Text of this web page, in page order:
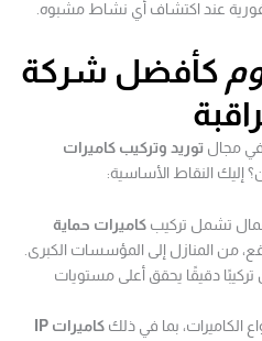
عند اكتشاف أي نشاط مشبوه.
كأفضل شركة
في مجال توريد وتركيب كاميرات
إليك النقاط الأساسية:
تشمل تركيب كاميرات حماية
من المنازل إلى المؤسسات الكبرى.
دقيقًا يحقق أعلى مستويات
الكاميرات، بما في ذلك
كاميرات IP